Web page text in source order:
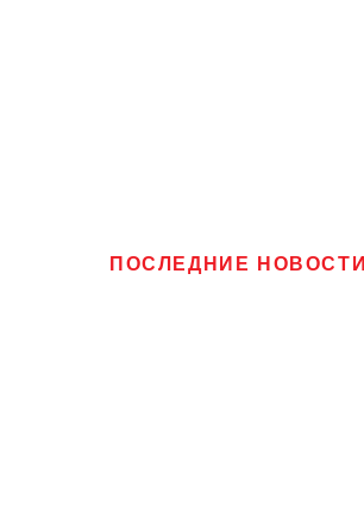
ПОСЛЕДНИЕ НОВОСТИ